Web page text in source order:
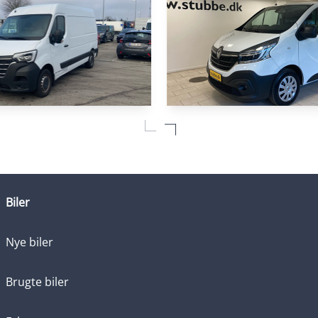
LEASING
Renault Trafic
Biler
Nye biler
Brugte biler